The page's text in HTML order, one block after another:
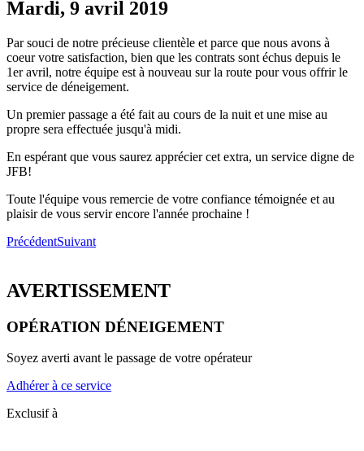
Mardi, 9 avril 2019
Par souci de notre précieuse clientèle et parce que nous avons à
coeur votre satisfaction, bien que les contrats sont échus depuis le
1er avril, notre équipe est à nouveau sur la route pour vous offrir le
service de déneigement.
Un premier passage a été fait au cours de la nuit et une mise au
propre sera effectuée jusqu'à midi.
En espérant que vous saurez apprécier cet extra, un service digne de
JFB!
Toute l'équipe vous remercie de votre confiance témoignée et au
plaisir de vous servir encore l'année prochaine !
PrécédentSuivant
AVERTISSEMENT
OPÉRATION DÉNEIGEMENT
Soyez averti avant le passage de votre opérateur
Adhérer à ce service
Exclusif à